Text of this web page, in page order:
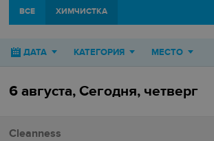
ВСЕ ХИМЧИСТКА
ДАТА КАТЕГОРИЯ МЕСТО
6 августа, Сегодня, четверг
Cleanness